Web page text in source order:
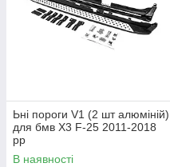
Ьні пороги V1 (2 шт алюміній)
для бмв X3 F-25 2011-2018
рр
В наявності